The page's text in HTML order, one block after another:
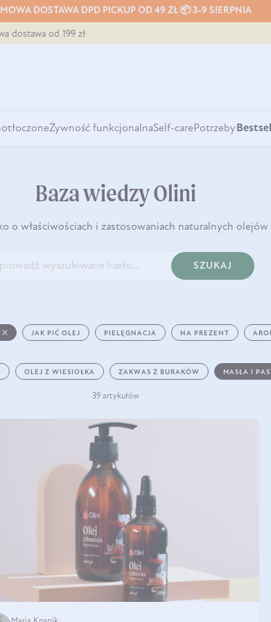
DOSTAWA DPD PICKUP OD 49 ZŁ 📦 3-9 SIERPNIA
dostawa od 199 zł
Żywność funkcjonalnaSelf-carePotrzeby
Baza wiedzy Olini
o właściwościach i zastosowaniach naturalnych olejów
SZUKAJ
JAK PIĆ OLEJ PIELĘGNACJA NA PREZENT
OLEJ Z WIESIOŁKA ZAKWAS Z BURAKÓW MASŁA I
39 artykułów